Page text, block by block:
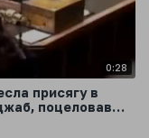
0:28
присягу в
поцеловав